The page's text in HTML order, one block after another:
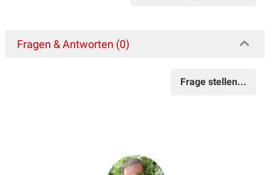
Fragen & Antworten (0)
Frage stellen...